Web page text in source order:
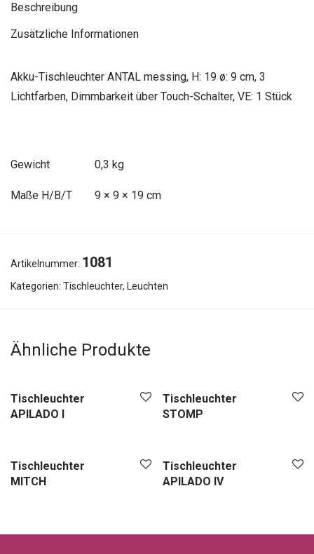
Beschreibung
Zusätzliche Informationen
Akku-Tischleuchter ANTAL messing, H: 19 ø: 9 cm, 3
Lichtfarben, Dimmbarkeit über Touch-Schalter, VE: 1 Stück
Gewicht 0,3 kg
Maße 9 × 9 × 19 cm
Artikelnummer: 1081
Kategorien: Tischleuchter, Leuchten
Ähnliche Produkte
Tischleuchter
APILADO I
Tischleuchter
STOMP
Tischleuchter
MITCH
Tischleuchter
APILADO IV